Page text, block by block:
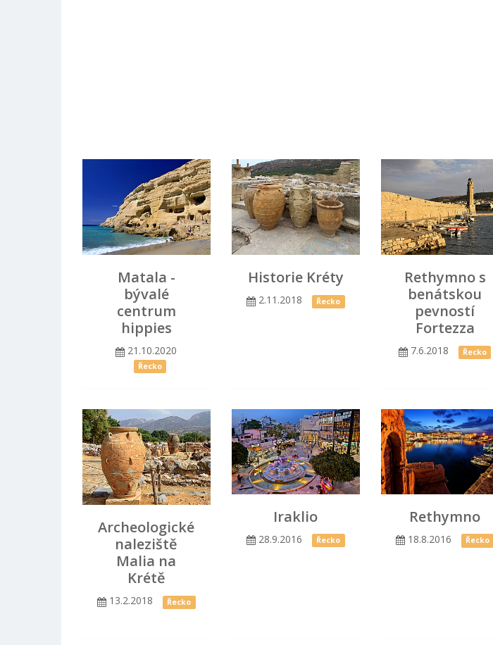
Matala -
bývalé
centrum
hippies
21.10.2020
Řecko
Historie Kréty
2.11.2018 Řecko
Rethymno s
benátskou
pevností
Fortezza
7.6.2018 Řecko
Archeologické
naleziště
Malia na
Krétě
13.2.2018 Řecko
Iraklio
28.9.2016 Řecko
Rethymno
18.8.2016 Řecko